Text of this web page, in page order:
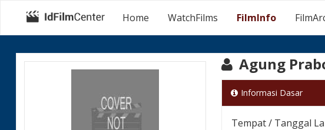
Home WatchFilms FilmInfo
Agung
Informasi Dasar
Tempat / Tanggal